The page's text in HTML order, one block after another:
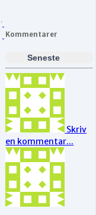
Kommentarer
Seneste
Skriv
en kommentar...